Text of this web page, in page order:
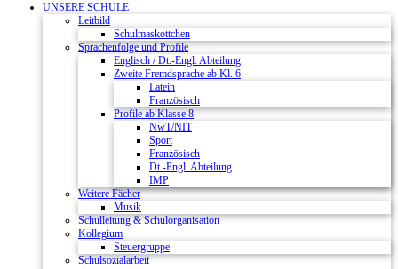
UNSERE SCHULE
Leitbild
Schulmaskottchen
Sprachenfolge und Profile
Englisch / Dt.-Engl. Abteilung
Zweite Fremdsprache ab Kl. 6
Latein
Französisch
Profile ab Klasse 8
NwT/NIT
Sport
Französisch
Dt.-Engl. Abteilung
IMP
Weitere Fächer
Musik
Schulleitung & Schulorganisation
Kollegium
Steuergruppe
Schulsozialarbeit